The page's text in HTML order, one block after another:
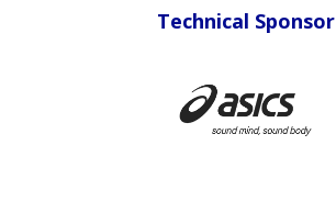
Technical Sponsor